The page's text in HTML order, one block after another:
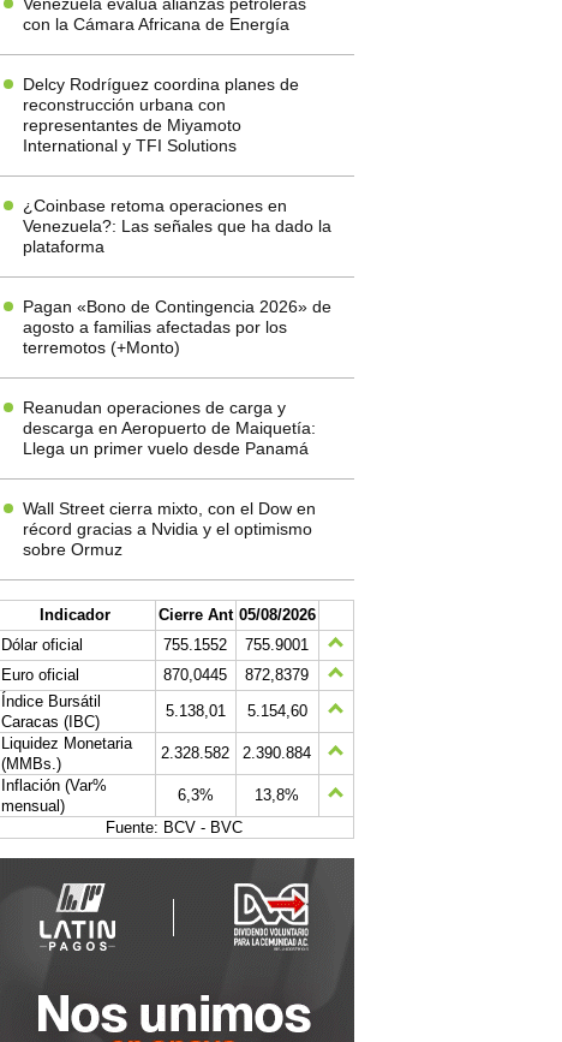
con la Cámara Africana de Energía
Delcy Rodríguez coordina planes de
reconstrucción urbana con
representantes de Miyamoto
International y TFI Solutions
¿Coinbase retoma operaciones en
Venezuela?: Las señales que ha dado la
plataforma
Pagan «Bono de Contingencia 2026» de
agosto a familias afectadas por los
terremotos (+Monto)
Reanudan operaciones de carga y
descarga en Aeropuerto de Maiquetía:
Llega un primer vuelo desde Panamá
Wall Street cierra mixto, con el Dow en
récord gracias a Nvidia y el optimismo
sobre Ormuz
Indicador Cierre Ant 05/08/2026
Dólar oficial
755.1552
755.9001
Euro oficial
870,0445
872,8379
Índice Bursátil
Caracas (IBC)
5.138,01
5.154,60
Liquidez Monetaria
(MMBs.)
2.328.582
2.390.884
Inflación (Var%
mensual)
6,3%
13,8%
Fuente: BCV - BVC